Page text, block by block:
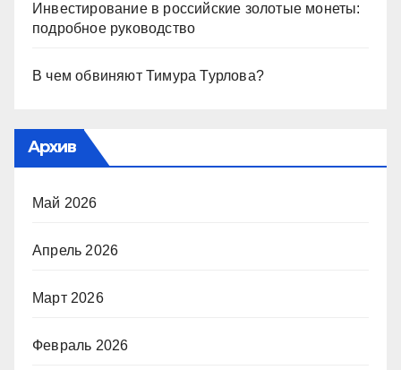
Инвестирование в российские золотые монеты:
подробное руководство
В чем обвиняют Тимура Турлова?
Архив
Май 2026
Апрель 2026
Март 2026
Февраль 2026